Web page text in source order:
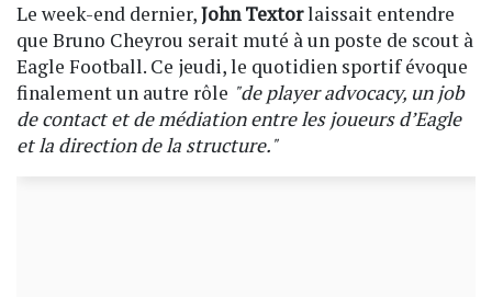
Le week-end dernier,John Textorlaissait entendre
que Bruno Cheyrou serait muté à un poste de scout à
Eagle Football. Ce jeudi, le quotidien sportif évoque
finalement un autre rôle "de player advocacy, un job
de contact et de médiation entre les joueurs d’Eagle
et la direction de la structure."